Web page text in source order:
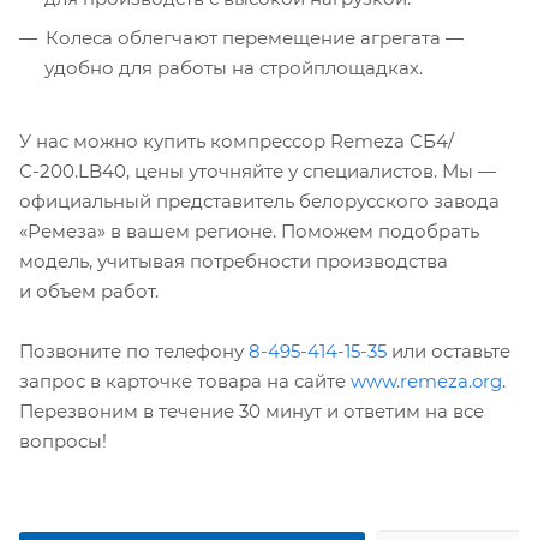
Колеса облегчают перемещение агрегата —
удобно для работы на стройплощадках.
У нас можно купить компрессор Remeza СБ4/
С-200.LB40, цены уточняйте у специалистов. Мы —
официальный представитель белорусского завода
«Ремеза» в вашем регионе. Поможем подобрать
модель, учитывая потребности производства
и объем работ.
Позвоните по телефону 8-495-414-15-35 или оставьте
запрос в карточке товара на сайте www.remeza.org.
Перезвоним в течение 30 минут и ответим на все
вопросы!